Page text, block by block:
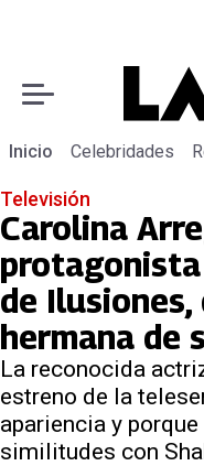
Inicio Celebridades
Televisión
Carolina
de Ilusiones,
hermana de
La reconocida
estreno de la
apariencia y
similitudes con